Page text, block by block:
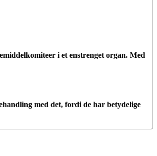
i et enstrenget organ. Med
med det, fordi de har betydelige